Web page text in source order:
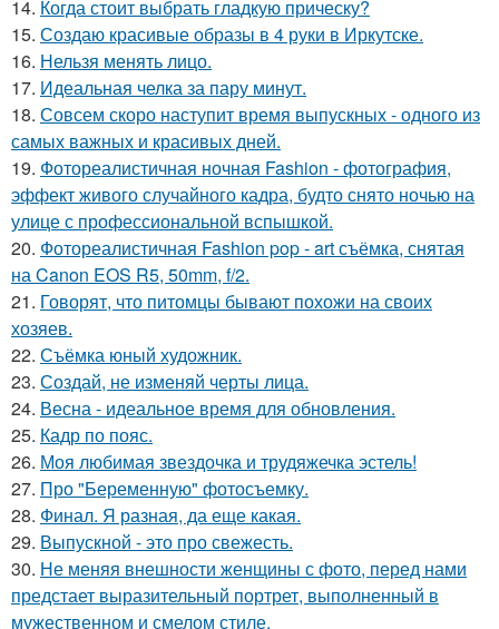
14. Когда стоит выбрать гладкую прическу?
15. Создаю красивые образы в 4 руки в Иркутске.
16. Нельзя менять лицо.
17. Идеальная челка за пару минут.
18. Совсем скоро наступит время выпускных - одного из
самых важных и красивых дней.
19. Фотореалистичная ночная Fashion - фотография,
эффект живого случайного кадра, будто снято ночью на
улице с профессиональной вспышкой.
20. Фотореалистичная Fashion pop - art съёмка, снятая
на Canon EOS R5, 50mm, f/2.
21. Говорят, что питомцы бывают похожи на своих
хозяев.
22. Съёмка юный художник.
23. Создай, не изменяй черты лица.
24. Весна - идеальное время для обновления.
25. Кадр по пояс.
26. Моя любимая звездочка и трудяжечка эстель!
27. Про "Беременную" фотосъемку.
28. Финал. Я разная, да еще какая.
29. Выпускной - это про свежесть.
30. Не меняя внешности женщины с фото, перед нами
предстает выразительный портрет, выполненный в
мужественном и смелом стиле.